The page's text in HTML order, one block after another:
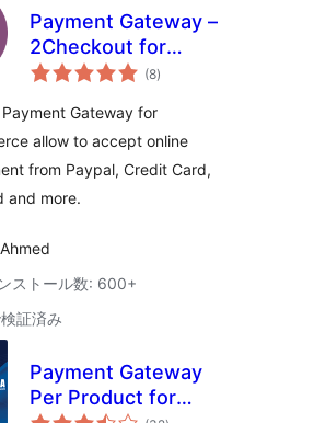
Payment Gateway –
2Checkout for
WooCommerce
(8個
の
価
)
Gateway for
allow to accept online
from Paypal, Credit Card,
and more.
ストール数: 600+
証済み
Payment Gateway
Per Product for
個